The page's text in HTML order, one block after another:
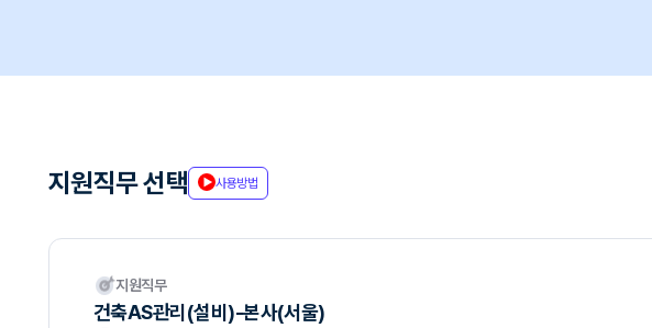
지원직무 선택 사용방법
지원직무
건축AS관리(설비)-본사(서울)